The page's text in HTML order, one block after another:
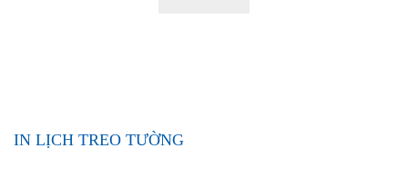
IN LỊCH TREO TƯỜNG